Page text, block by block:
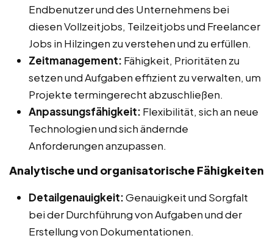
Endbenutzer und des Unternehmens bei
diesen Vollzeitjobs, Teilzeitjobs und Freelancer
Jobs in Hilzingen zu verstehen und zu erfüllen.
Zeitmanagement: Fähigkeit, Prioritäten zu
setzen und Aufgaben effizient zu verwalten, um
Projekte termingerecht abzuschließen.
Anpassungsfähigkeit: Flexibilität, sich an neue
Technologien und sich ändernde
Anforderungen anzupassen.
Analytische und organisatorische Fähigkeiten
Detailgenauigkeit:Genauigkeit und Sorgfalt
bei der Durchführung von Aufgaben und der
Erstellung von Dokumentationen.